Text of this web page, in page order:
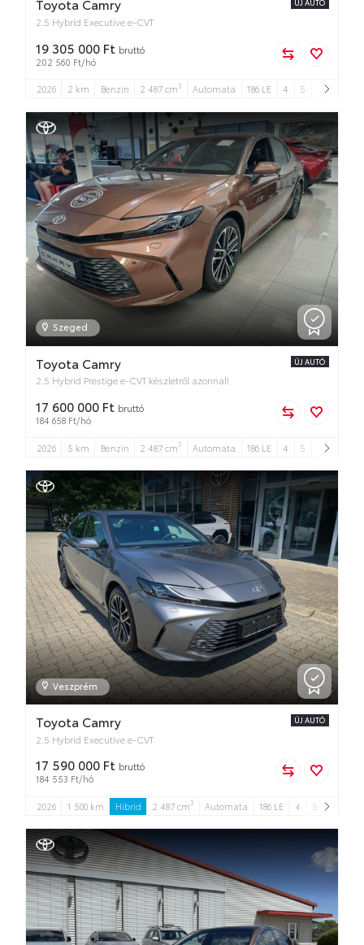
Toyota Camry
2.5 Hybrid Executive e-CVT
ÚJ AUTÓ
19 305 000 Ft bruttó
202 560 Ft/hó
2026 2 km Benzin 2 487 cm3 Automata 186 LE 4 5
Szeged
Toyota Camry
2.5 Hybrid Prestige e-CVT készletről azonnal!
ÚJ AUTÓ
17 600 000 Ft bruttó
184 658 Ft/hó
2026 5 km Benzin 2 487 cm3 Automata 186 LE 4 5
Veszprém
Toyota Camry
2.5 Hybrid Executive e-CVT
ÚJ AUTÓ
17 590 000 Ft bruttó
184 553 Ft/hó
2026 1 500 km Hibrid 2 487 cm3 Automata 186 LE 4 5